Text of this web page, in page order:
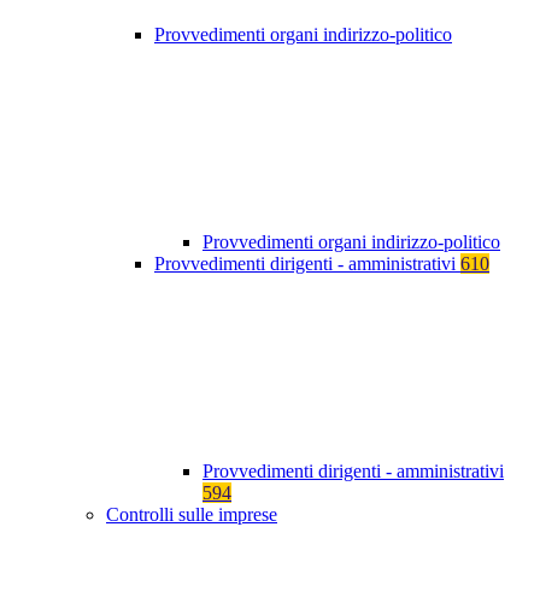
Provvedimenti organi indirizzo-politico
Provvedimenti organi indirizzo-politico
Provvedimenti dirigenti - amministrativi 610
Provvedimenti dirigenti - amministrativi
594
Controlli sulle imprese